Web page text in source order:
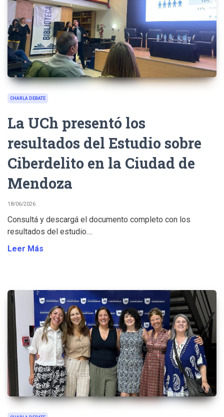
CHARLA DEBATE
La UCh presentó los
resultados del Estudio sobre
Ciberdelito en la Ciudad de
Mendoza
18/06/2026
Consultá y descargá el documento completo con los
resultados del estudio....
Leer Más